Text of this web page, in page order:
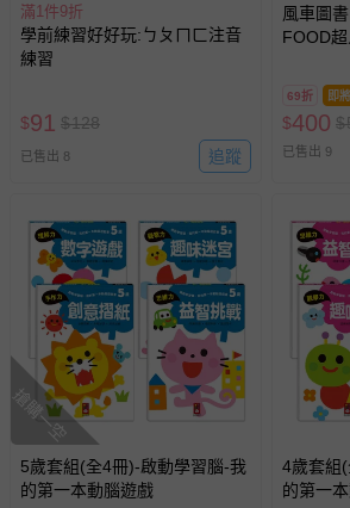
滿1件9折
學前練習好好玩:ㄅㄆㄇㄈ注音
練習
$91 $128
已售出 8 追蹤
風車圖
FOOD超
69折 即
$400 $
已售出 9
搶購一空
5歲套組(全4冊)-啟動學習腦-我
的第一本動腦遊戲
4歲套組
的第一